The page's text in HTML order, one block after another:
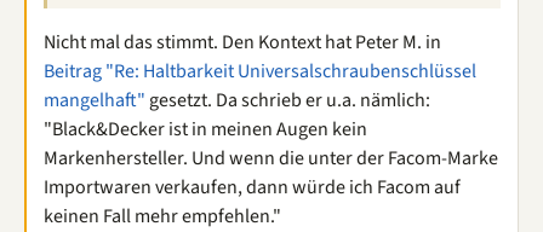
Nicht mal das stimmt. Den Kontext hat Peter M. in
Beitrag "Re: Haltbarkeit Universalschraubenschlüssel
mangelhaft" gesetzt. Da schrieb er u.a. nämlich:
"Black&Decker ist in meinen Augen kein
Markenhersteller. Und wenn die unter der Facom-Marke
Importwaren verkaufen, dann würde ich Facom auf
keinen Fall mehr empfehlen."